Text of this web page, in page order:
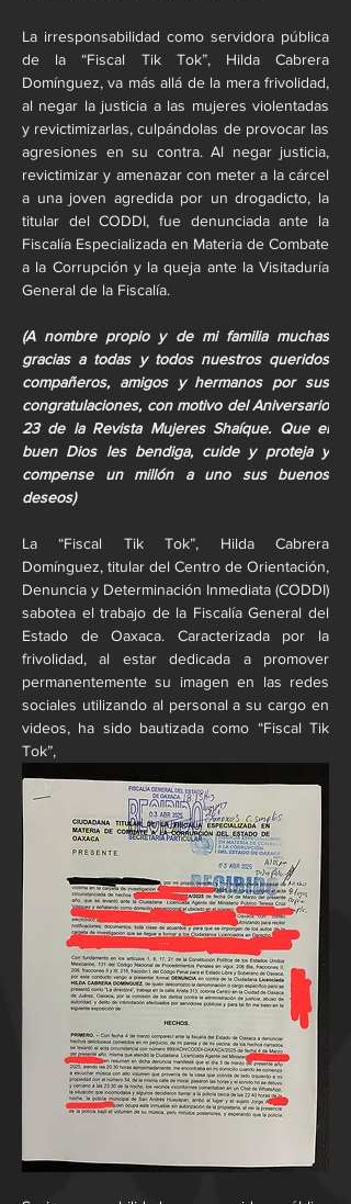
La irresponsabilidad como servidora pública
de la “Fiscal Tik Tok”, Hilda Cabrera
Domínguez, va más allá de la mera frivolidad,
al negar la justicia a las mujeres violentadas
y revictimizarlas, culpándolas de provocar las
agresiones en su contra. Al negar justicia,
revictimizar y amenazar con meter a la cárcel
a una joven agredida por un drogadicto, la
titular del CODDI, fue denunciada ante la
Fiscalía Especializada en Materia de Combate
a la Corrupción y la queja ante la Visitaduría
General de la Fiscalía.
(A nombre propio y de mi familia muchas
gracias a todas y todos nuestros queridos
compañeros, amigos y hermanos por sus
congratulaciones, con motivo del Aniversario
23 de la Revista Mujeres Shaíque. Que el
buen Dios les bendiga, cuide y proteja y
compense un millón a uno sus buenos
deseos)
La “Fiscal Tik Tok”, Hilda Cabrera
Domínguez, titular del Centro de Orientación,
Denuncia y Determinación Inmediata (CODDI)
sabotea el trabajo de la Fiscalía General del
Estado de Oaxaca. Caracterizada por la
frivolidad, al estar dedicada a promover
permanentemente su imagen en las redes
sociales utilizando al personal a su cargo en
videos, ha sido bautizada como “Fiscal Tik
Tok”,